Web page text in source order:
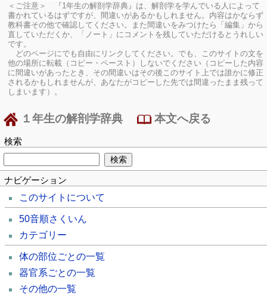
＜ご注意＞ 『1年生の解剖学辞典』は、解剖学を学んでいる人によって
書かれているはずですが、間違いがあるかもしれません。内容はかならず
教科書その他で確認してください。
また間違いをみつけたら「編集」から
直していただくか、「ノート」にコメントを残していただけるとうれしい
です。
どのページにでも自由にリンクしてください。でも、このサイトの文を
他の場所に転載（コピー・ペースト）しないでください（コピーした内容
に間違いがあったとき、その間違いはその後このサイト上では誰かに修正
されるかもしれませんが、あなたがコピーした先では間違ったまま残って
しまいます）。
１年生の解剖学辞典 本文へ戻る
検索
ナビゲーション
このサイトについて
50音順さくいん
カテゴリー
体の部位ごとの一覧
器官系ごとの一覧
その他の一覧